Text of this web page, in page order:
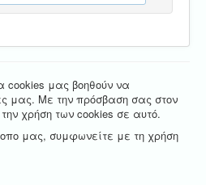
cookies μας βοηθούν να
μας. Με την πρόσβαση σας στον
χρήση των cookies σε αυτό.
μας, συμφωνείτε με τη χρήση